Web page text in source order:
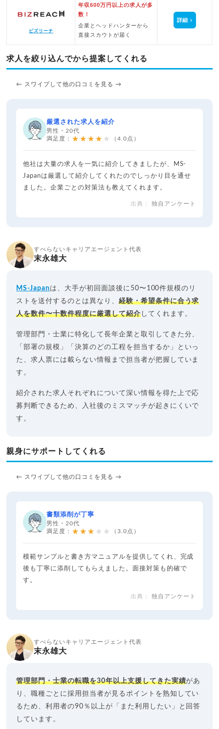
ビズリーチ
年収600万円以上の求人が多
数！
企業とヘッドハンターから
直接スカウトが届く
詳細
求人を絞り込んでから提案してくれる
← スワイプして他の口コミを見る →
厳選された求人を紹介
男性・20代
満足度： ★★★★★ （4.0点）
他社は大量の求人を一気に紹介してきましたが、MS-
Japanは厳選して紹介してくれたのでしっかり目を通せ
ました。企業ごとの対策法も教えてくれます。
独自アンケート
すべらないキャリアエージェント代表
末永雄大
MS-Japanは、大手が初回面談後に50〜100件規模のリ
ストを送付するのとは異なり、 経験・希望条件に合う求
人を数件〜十数件程度に厳選して紹介してくれます。
管理部門・士業に特化して長年企業と取引してきた分、
「部署の規模」「決算のどの工程を担当するか」といっ
た、求人票には載らない情報まで担当者が把握していま
す。
紹介された求人それぞれについて深い情報を得た上で応
募判断できるため、入社後のミスマッチが起きにくいで
す。
親身にサポートしてくれる
← スワイプして他の口コミを見る →
書類添削が丁寧
男性・20代
満足度： ★★★★★ （3.0点）
模範サンプルと書き方マニュアルを提供してくれ、完成
後も丁寧に添削してもらえました。面接対策も的確で
す。
独自アンケート
すべらないキャリアエージェント代表
末永雄大
管理部門・士業の転職を30年以上支援してきた実績があ
り、職種ごとに採用担当者が見るポイントを熟知してい
るため、利用者の90％以上が「また利用したい」と回答
しています。